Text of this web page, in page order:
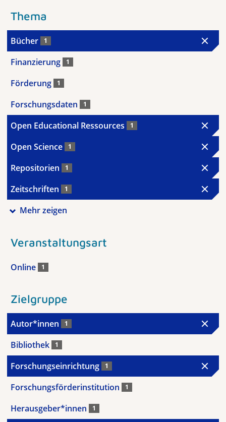
Thema
Bücher 1
Finanzierung 1
Förderung 1
Forschungsdaten 1
Open Educational Ressources 1
Open Science 1
Repositorien 1
Zeitschriften 1
Mehr zeigen
Veranstaltungsart
Online 1
Zielgruppe
Autor*innen 1
Bibliothek 1
Forschungseinrichtung 1
Forschungsförderinstitution 1
Herausgeber*innen 1